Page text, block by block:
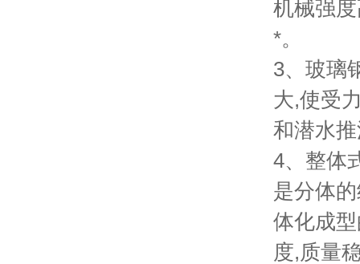
机械强
*。
3、玻璃
大,使受
和潜水
4、整体
是分体
体化成
度,质量